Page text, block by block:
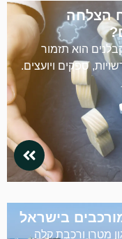
הצלחה
הוא תזמור
ספקים ויועצים.
בישראל
מטרו ורכבת קלה